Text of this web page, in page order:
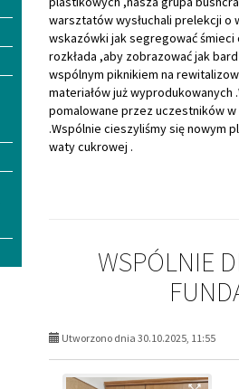
warsztatów wysłuchali prelekcji o
wskazówki jak segregować śmieci
rozkłada ,aby zobrazować jak
wspólnym piknikiem na
materiałów już
pomalowane przez uczestników w
.Wspólnie cieszyliśmy się nowym
waty cukrowej .
WSPÓLNIE
Utworzono dnia 30.10.2025, 11:55